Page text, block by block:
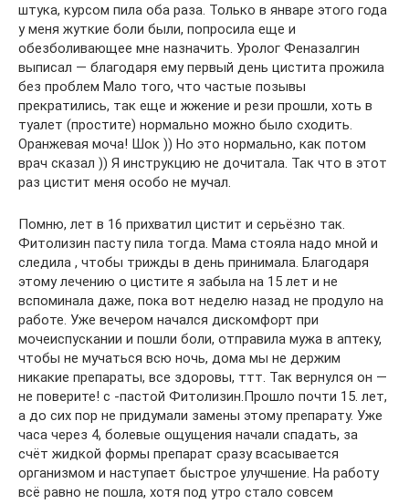
штука, курсом пила оба раза. Только в январе этого года
у меня жуткие боли были, попросила еще и
обезболивающее мне назначить. Уролог Феназалгин
выписал — благодаря ему первый день цистита прожила
без проблем Мало того, что частые позывы
прекратились, так еще и жжение и рези прошли, хоть в
туалет (простите) нормально можно было сходить.
Оранжевая моча! Шок )) Но это нормально, как потом
врач сказал )) Я инструкцию не дочитала. Так что в этот
раз цистит меня особо не мучал.
Помню, лет в 16 приxватил цистит и серьёзно так.
Фитолизин пасту пила тогда. Мама стояла надо мной и
следила , чтобы трижды в день принимала. Благодаря
этому лечению о цистите я забыла на 15 лет и не
вспоминала даже, пока вот неделю назад не продуло на
работе. Уже вечером начался дискомфорт при
мочеиспускании и пошли боли, отправила мужа в аптеку,
чтобы не мучаться всю ночь, дома мы не держим
никакие препараты, все здоровы, ттт. Так вернулся он —
не поверите! с -пастой Фитолизин.Прошло почти 15. лет,
а до сих пор не придумали замены этому препарату. Уже
часа через 4, болевые ощущения начали спадать, за
счёт жидкой формы препарат сразу всасывается
организмом и наступает быстрое улучшение. На работу
всё равно не пошла, xотя под утро стало совсем